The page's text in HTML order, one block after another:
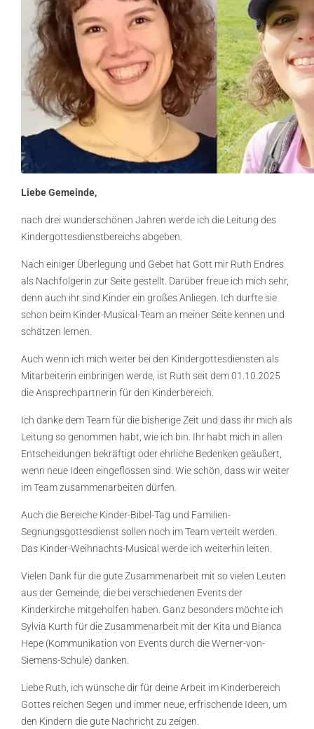
Liebe Gemeinde,
nach drei wunderschönen Jahren werde ich die Leitung des
Kindergottesdienstbereichs abgeben.
Nach einiger Überlegung und Gebet hat Gott mir Ruth Endres
als Nachfolgerin zur Seite gestellt. Darüber freue ich mich sehr,
denn auch ihr sind Kinder ein großes Anliegen. Ich durfte sie
schon beim Kinder-Musical-Team an meiner Seite kennen und
schätzen lernen.
Auch wenn ich mich weiter bei den Kindergottesdiensten als
Mitarbeiterin einbringen werde, ist Ruth seit dem 01.10.2025
die Ansprechpartnerin für den Kinderbereich.
Ich danke dem Team für die bisherige Zeit und dass ihr mich als
Leitung so genommen habt, wie ich bin. Ihr habt mich in allen
Entscheidungen bekräftigt oder ehrliche Bedenken geäußert,
wenn neue Ideen eingeflossen sind. Wie schön, dass wir weiter
im Team zusammenarbeiten dürfen.
Auch die Bereiche Kinder-Bibel-Tag und Familien-
Segnungsgottesdienst sollen noch im Team verteilt werden.
Das Kinder-Weihnachts-Musical werde ich weiterhin leiten.
Vielen Dank für die gute Zusammenarbeit mit so vielen Leuten
aus der Gemeinde, die bei verschiedenen Events der
Kinderkirche mitgeholfen haben. Ganz besonders möchte ich
Sylvia Kurth für die Zusammenarbeit mit der Kita und Bianca
Hepe (Kommunikation von Events durch die Werner-von-
Siemens-Schule) danken.
Liebe Ruth, ich wünsche dir für deine Arbeit im Kinderbereich
Gottes reichen Segen und immer neue, erfrischende Ideen, um
den Kindern die gute Nachricht zu zeigen.